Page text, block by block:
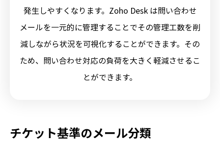
発生しやすくなります。 Zoho Desk は問い合わせ
メールを一元的に管理することでその管理工数を削
減しながら状況を可視化することができます。 その
ため、問い合わせ対応の負荷を大きく軽減させるこ
とができます。
チケット基準のメール分類